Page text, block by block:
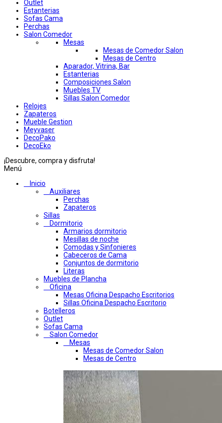
Outlet
Estanterias
Sofas Cama
Perchas
Salon Comedor
Mesas
Mesas de Comedor Salon
Mesas de Centro
Aparador, Vitrina, Bar
Estanterias
Composiciones Salon
Muebles TV
Sillas Salon Comedor
Relojes
Zapateros
Mueble Gestion
Meyvaser
DecoPako
DecoEko
¡Descubre, compra y disfruta!
Menú
Inicio
Auxiliares
Perchas
Zapateros
Sillas
Dormitorio
Armarios dormitorio
Mesillas de noche
Comodas y Sinfonieres
Cabeceros de Cama
Conjuntos de dormitorio
Literas
Muebles de Plancha
Oficina
Mesas Oficina Despacho Escritorios
Sillas Oficina Despacho Escritorio
Botelleros
Outlet
Sofas Cama
Salon Comedor
Mesas
Mesas de Comedor Salon
Mesas de Centro